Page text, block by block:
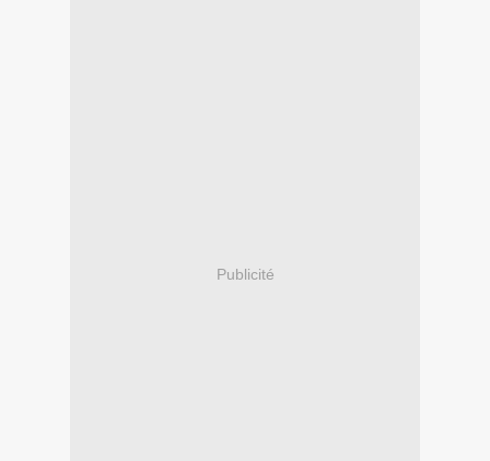
Publicité